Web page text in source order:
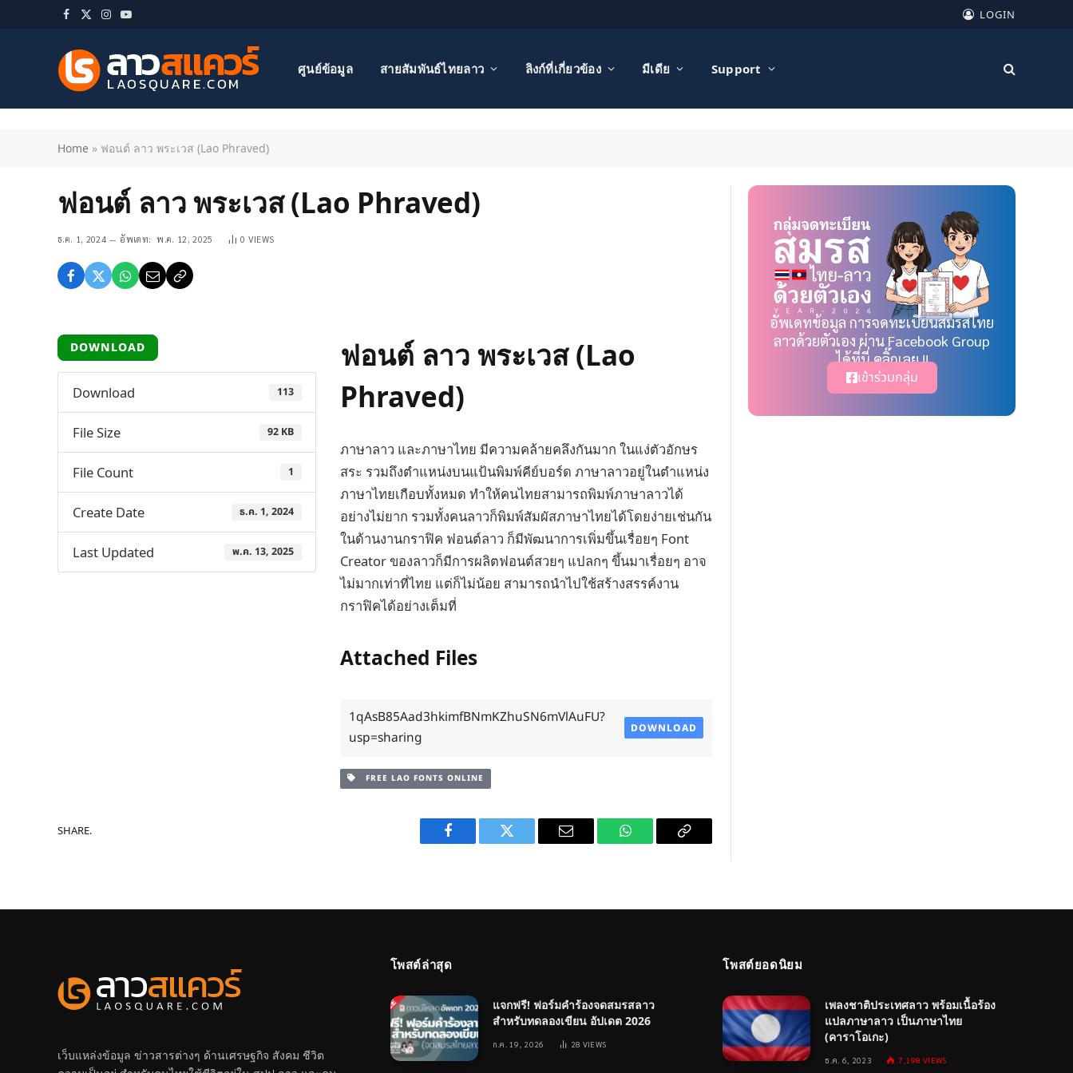
Facebook
X
Instagram
YouTube LOGIN
ศูนย์ข้อมูล สายสัมพันธ์ไทยลาว ลิงก์ที่เกี่ยวข้อง มีเดีย Support
Home » ฟอนต์ ลาว พระเวส (Lao Phraved)
ฟอนต์ ลาว พระเวส (Lao Phraved)
ธ.ค. 1, 2024 อัพเดท: พ.ค. 12, 2025 0 VIEWS
DOWNLOAD
Download 113
File Size 92 KB
File Count 1
Create Date ธ.ค. 1, 2024
Last Updated พ.ค. 13, 2025
ฟอนต์ ลาว พระเวส (Lao
Phraved)
ภาษาลาว และภาษาไทย มีความคล้ายคลึงกันมาก ในแง่ตัวอักษร
สระ รวมถึงตำแหน่งบนแป้นพิมพ์คีย์บอร์ด ภาษาลาวอยู่ในตำแหน่ง
ภาษาไทยเกือบทั้งหมด ทำให้คนไทยสามารถพิมพ์ภาษาลาวได้
อย่างไม่ยาก รวมทั้งคนลาวก็พิมพ์สัมผัสภาษาไทยได้โดยง่ายเช่นกัน
ในด้านงานกราฟิค ฟอนต์ลาว ก็มีพัฒนาการเพิ่มขึ้นเรื่อยๆ Font
Creator ของลาวก็มีการผลิตฟอนต์สวยๆ แปลกๆ ขึ้นมาเรื่อยๆ อาจ
ไม่มากเท่าที่ไทย แต่ก็ไม่น้อย สามารถนำไปใช้สร้างสรรค์งาน
กราฟิคได้อย่างเต็มที่
Attached Files
1qAsB85Aad3hkimfBNmKZhuSN6mVlAuFU?
usp=sharing
DOWNLOAD
FREE LAO FONTS ONLINE
SHARE.
Facebook Twitter Email WhatsAppCopy
อัพเดทข้อมูล การจดทะเบียนสมรสไทย
ลาวด้วยตัวเอง ผ่าน Facebook Group
ได้ที่นี่ คลิ๊กเลย !!
เข้าร่วมกลุ่ม
เว็บแหล่งข้อมูล ข่าวสารต่างๆ ด้านเศรษฐกิจ สังคม ชีวิต
โพสต์ล่าสุด
แจกฟรี! ฟอร์มคำร้องจดสมรสลาว
สำหรับทดลองเขียน อัปเดต 2026
ก.ค. 19, 2026 28 VIEWS
โพสต์ยอดนิยม
เพลงชาติประเทศลาว พร้อมเนื้อร้อง
แปลภาษาลาว เป็นภาษาไทย
(คาราโอเกะ)
ธ.ค. 6, 2023 7,198VIEWS